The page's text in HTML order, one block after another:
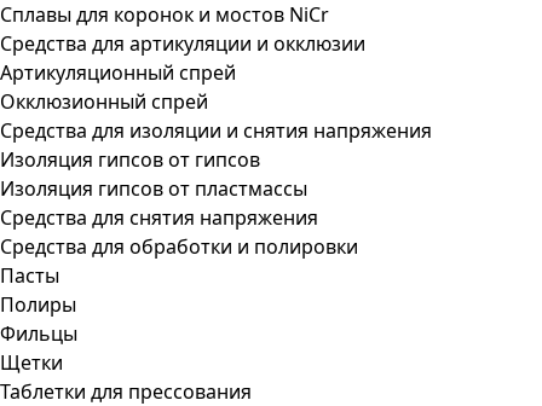
Сплавы для коронок и мостов NiCr
Средства для артикуляции и окклюзии
Артикуляционный спрей
Окклюзионный спрей
Средства для изоляции и снятия напряжения
Изоляция гипсов от гипсов
Изоляция гипсов от пластмассы
Средства для снятия напряжения
Средства для обработки и полировки
Пасты
Полиры
Фильцы
Щетки
Таблетки для прессования